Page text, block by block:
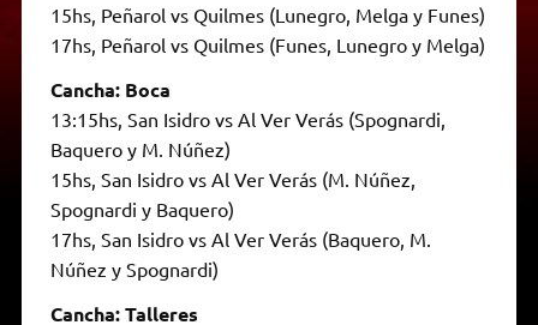
15hs, Peñarol vs Quilmes (Lunegro, Melga y Funes)
17hs, Peñarol vs Quilmes (Funes, Lunegro y Melga)
Cancha: Boca
13:15hs, San Isidro vs Al Ver Verás (Spognardi,
Baquero y M. Núñez)
15hs, San Isidro vs Al Ver Verás (M. Núñez,
Spognardi y Baquero)
17hs, San Isidro vs Al Ver Verás (Baquero, M.
Núñez y Spognardi)
Cancha: Talleres